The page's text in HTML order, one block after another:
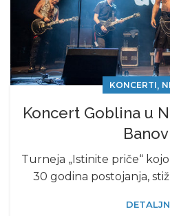
KONCERTI,
Koncert Goblina u
Turneja „Istinite priče“
30 godina postojanja,